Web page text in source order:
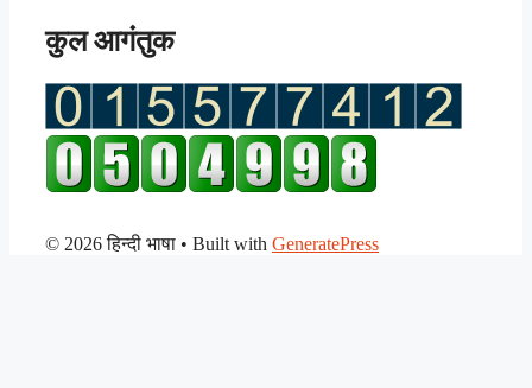
कुल आगंतुक
© 2026 हिन्दी भाषा • Built with GeneratePress